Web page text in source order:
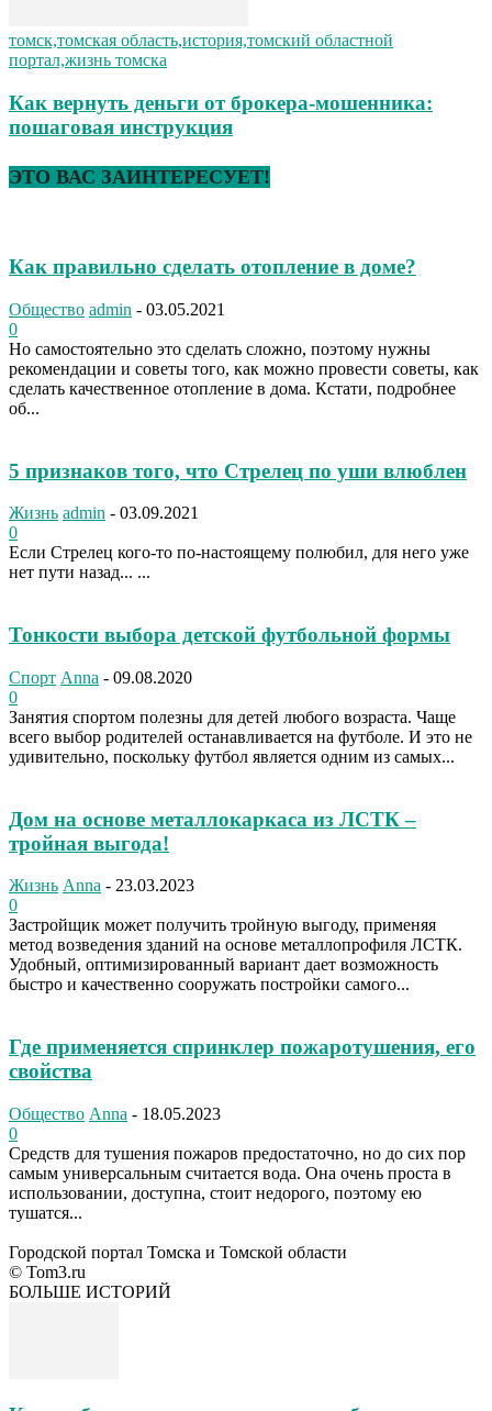
томск,томская область,история,томский областной
портал,жизнь томска
Как вернуть деньги от брокера-мошенника:
пошаговая инструкция
ЭТО ВАС ЗАИНТЕРЕСУЕТ!
Как правильно сделать отопление в доме?
Общество admin - 03.05.2021
0
Но самостоятельно это сделать сложно, поэтому нужны
рекомендации и советы того, как можно провести советы, как
сделать качественное отопление в дома. Кстати, подробнее
об...
5 признаков того, что Стрелец по уши влюблен
Жизнь admin - 03.09.2021
0
Если Стрелец кого-то по-настоящему полюбил, для него уже
нет пути назад... ...
Тонкости выбора детской футбольной формы
Спорт Anna - 09.08.2020
0
Занятия спортом полезны для детей любого возраста. Чаще
всего выбор родителей останавливается на футболе. И это не
удивительно, поскольку футбол является одним из самых...
Дом на основе металлокаркаса из ЛСТК –
тройная выгода!
Жизнь Anna - 23.03.2023
0
Застройщик может получить тройную выгоду, применяя
метод возведения зданий на основе металлопрофиля ЛСТК.
Удобный, оптимизированный вариант дает возможность
быстро и качественно сооружать постройки самого...
Где применяется спринклер пожаротушения, его
свойства
Общество Anna - 18.05.2023
0
Средств для тушения пожаров предостаточно, но до сих пор
самым универсальным считается вода. Она очень проста в
использовании, доступна, стоит недорого, поэтому ею
тушатся...
Городской портал Томска и Томской области
© Tom3.ru
БОЛЬШЕ ИСТОРИЙ